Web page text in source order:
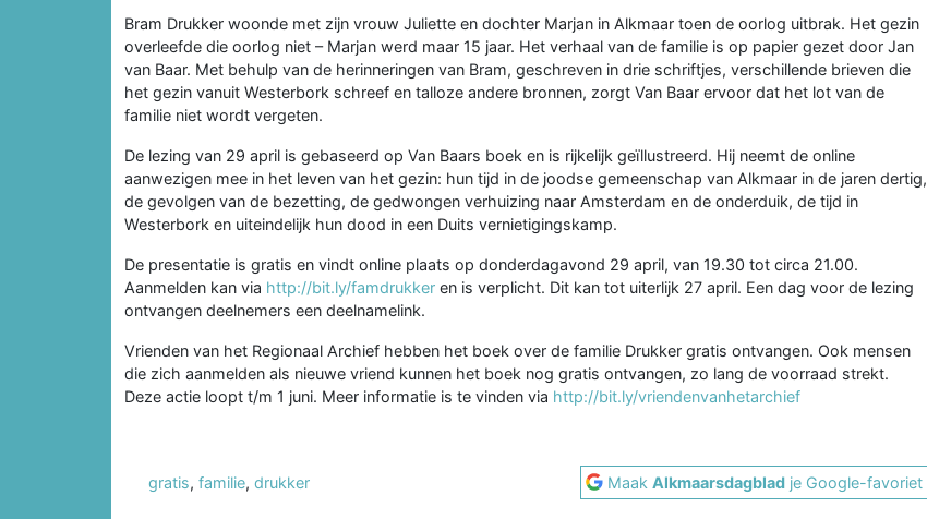
Bram Drukker woonde met zijn vrouw Juliette en dochter Marjan in Alkmaar toen de oorlog uitbrak. Het gezin
overleefde die oorlog niet – Marjan werd maar 15 jaar. Het verhaal van de familie is op papier gezet door Jan
van Baar. Met behulp van de herinneringen van Bram, geschreven in drie schriftjes, verschillende brieven die
het gezin vanuit Westerbork schreef en talloze andere bronnen, zorgt Van Baar ervoor dat het lot van de
familie niet wordt vergeten.
De lezing van 29 april is gebaseerd op Van Baars boek en is rijkelijk geïllustreerd. Hij neemt de online
aanwezigen mee in het leven van het gezin: hun tijd in de joodse gemeenschap van Alkmaar in de jaren dertig,
de gevolgen van de bezetting, de gedwongen verhuizing naar Amsterdam en de onderduik, de tijd in
Westerbork en uiteindelijk hun dood in een Duits vernietigingskamp.
De presentatie is gratis en vindt online plaats op donderdagavond 29 april, van 19.30 tot circa 21.00.
Aanmelden kan via http://bit.ly/famdrukker en is verplicht. Dit kan tot uiterlijk 27 april. Een dag voor de lezing
ontvangen deelnemers een deelnamelink.
Vrienden van het Regionaal Archief hebben het boek over de familie Drukker gratis ontvangen. Ook mensen
die zich aanmelden als nieuwe vriend kunnen het boek nog gratis ontvangen, zo lang de voorraad strekt.
Deze actie loopt t/m 1 juni. Meer informatie is te vinden via http://bit.ly/vriendenvanhetarchief
gratis, familie, drukker MaakAlkmaarsdagblad je Google-favoriet